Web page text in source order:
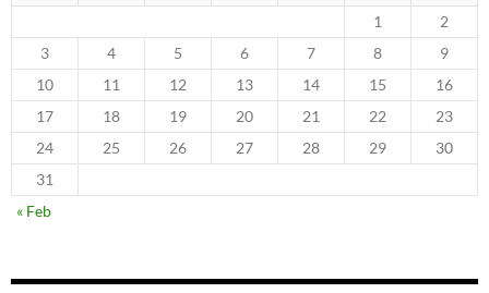
1
2
3
4 5 6 7 8
9
10
11 12 13 14 15
16
17
18 19 20 21 22
23
24
25 26 27 28 29
30
31
« Feb